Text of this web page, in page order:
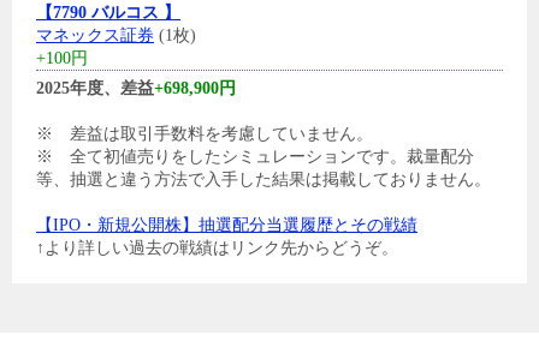
【7790 バルコス 】
マネックス証券 (1枚)
+100円
2025年度、差益+698,900円
※ 差益は取引手数料を考慮していません。
※ 全て初値売りをしたシミュレーションです。裁量配分
等、抽選と違う方法で入手した結果は掲載しておりません。
【IPO・新規公開株】抽選配分当選履歴とその戦績
↑より詳しい過去の戦績はリンク先からどうぞ。